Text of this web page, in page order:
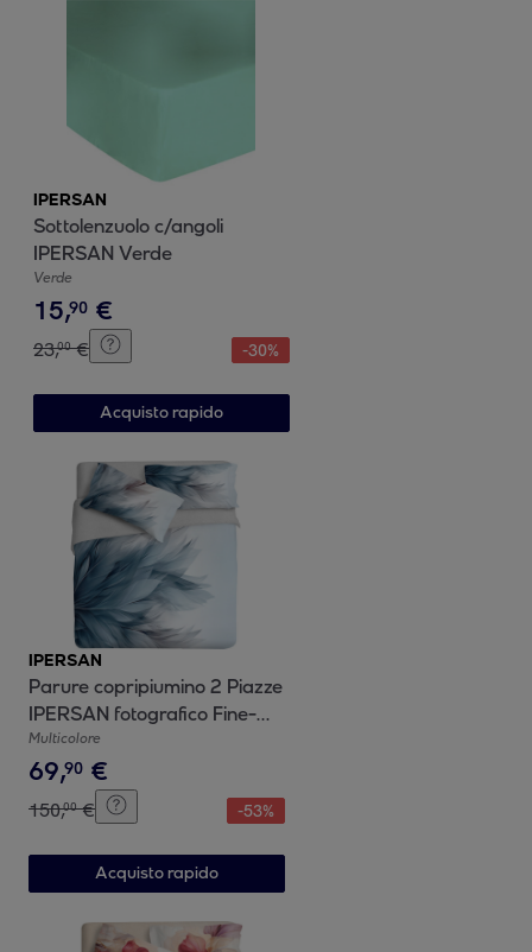
IPERSAN
Sottolenzuolo c/angoli
IPERSAN Verde
Verde
15,90 €
23,00 € -30%
Acquisto rapido
IPERSAN
Parure copripiumino 2 Piazze
IPERSAN fotografico Fine-
Art Charme
Multicolore
69,90 €
150,00 € -53%
Acquisto rapido